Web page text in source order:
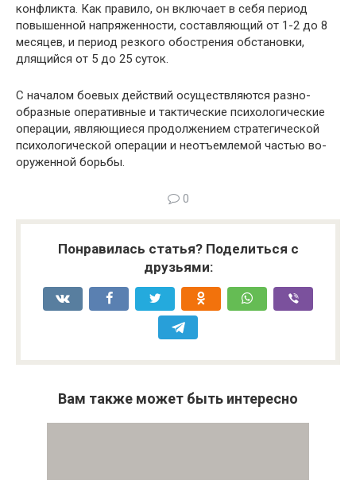
конфликта. Как правило, он включает в себя пери­од
повышенной напряженности, составляющий от 1-2 до 8
месяцев, и период резкого обострения обстанов­ки,
длящийся от 5 до 25 суток.
С началом боевых действий осуществляются разно­
образные оперативные и тактические психологические
операции, являющиеся продолжением стратегической
психологической операции и неотъемлемой частью во­
оруженной борьбы.
0
Понравилась статья? Поделиться с
друзьями:
Вам также может быть интересно